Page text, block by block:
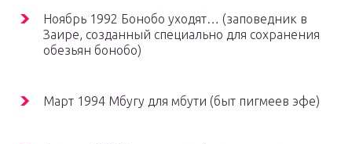
Ноябрь 1992 Бонобо уходят… (заповедник в
Заире, созданный специально для сохранения
обезьян бонобо)
Март 1994 Мбугу для мбути (быт пигмеев эфе)